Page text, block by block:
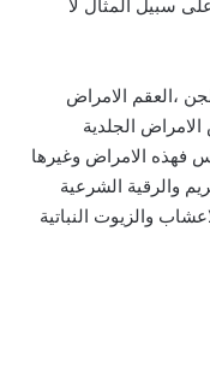
سبيل المثال لا
،العقم الامراض
الجلدية
فهذه الامراض وغيرها
والرقية الشرعية
والزيوت النباتية